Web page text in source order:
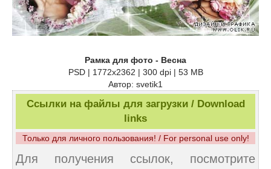
Рамка для фото - Весна
PSD | 1772х2362 | 300 dpi | 53 MB
Автор: svetik1
Ссылки на файлы для загрузки / Download
links
Только для личного пользования! / For personal use only!
Для получения ссылок, посмотрите